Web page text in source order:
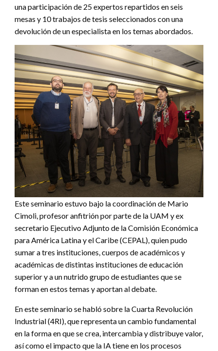
una participación de 25 expertos repartidos en seis
mesas y 10 trabajos de tesis seleccionados con una
devolución de un especialista en los temas abordados.
Este seminario estuvo bajo la coordinación de Mario
Cimoli, profesor anfitrión por parte de la UAM y ex
secretario Ejecutivo Adjunto de la Comisión Económica
para América Latina y el Caribe (CEPAL), quien pudo
sumar a tres instituciones, cuerpos de académicos y
académicas de distintas instituciones de educación
superior y a un nutrido grupo de estudiantes que se
forman en estos temas y aportan al debate.
En este seminario se habló sobre la Cuarta Revolución
Industrial (4RI), que representa un cambio fundamental
en la forma en que se crea, intercambia y distribuye valor,
así como el impacto que la IA tiene en los procesos